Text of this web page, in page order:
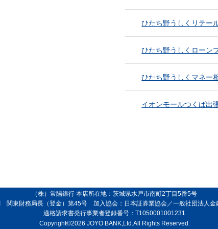
ひたち野うしくリテー
ひたち野うしくローン
ひたち野うしくマネー
イオンモールつくば出
（株）常陽銀行 本店所在地：茨城県水戸市南町2丁目5番5号
関東財務局長（登金）第45号 加入協会：日本証券業協会／一般社団法人金
適格請求書発行事業者登録番号：T1050001001231
Copyright©2026 JOYO BANK,Ltd.All Rights Reserved.